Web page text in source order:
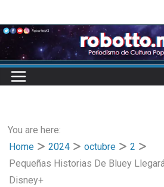
to
content
You are here:
Home
2024 octubre
2
Pequeñas Historias De Bluey
Disney+